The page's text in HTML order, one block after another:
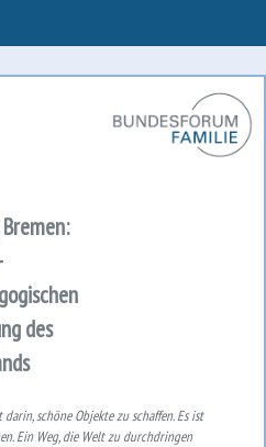
des
schöne Objekte zu schaffen. Es ist
Ein Weg, die Welt zu durchdringen